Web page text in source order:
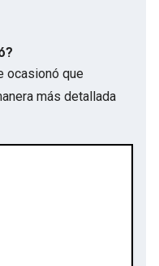
ocasionó que
más detallada